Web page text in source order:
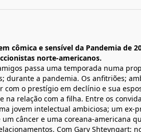
cômica e sensível da Pandemia de
norte-americanos.
passa uma temporada numa
durante a pandemia. Os anfitriões;
com o prestígio em declínio e sua
na relação com a filha. Entre os
jovem intelectual ambiciosa; um ex-
um câncer e uma coreana-americana
Com Gary Shteyngart;